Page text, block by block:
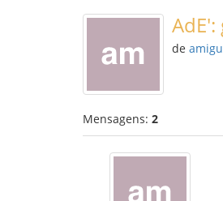
de
Mensagens: 2